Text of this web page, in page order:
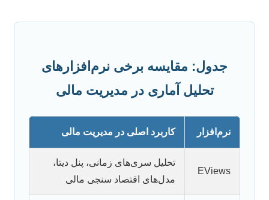
جدول: مقایسه برخی نرم‌افزارهای
تحلیل آماری در مدیریت مالی
نرم‌افزار کاربرد اصلی در مدیریت مالی
EViews
تحلیل سری‌های زمانی، پنل دیتا،
مدل‌های اقتصاد سنجی مالی